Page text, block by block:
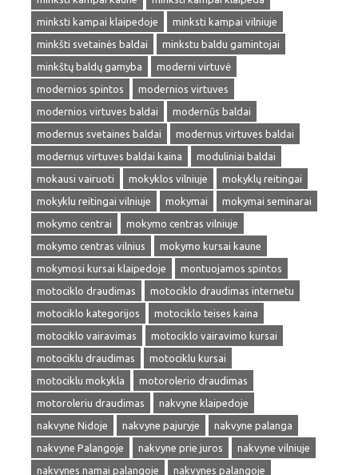
minksti kampai klaipedoje
minksti kampai vilniuje
minkšti svetainės baldai
minkstu baldu gamintojai
minkštų baldų gamyba
moderni virtuvė
modernios spintos
modernios virtuves
modernios virtuves baldai
modernūs baldai
modernus svetaines baldai
modernus virtuves baldai
modernus virtuves baldai kaina
moduliniai baldai
mokausi vairuoti
mokyklos vilniuje
mokyklų reitingai
mokyklu reitingai vilniuje
mokymai
mokymai seminarai
mokymo centrai
mokymo centras vilniuje
mokymo centras vilnius
mokymo kursai kaune
mokymosi kursai klaipedoje
montuojamos spintos
motociklo draudimas
motociklo draudimas internetu
motociklo kategorijos
motociklo teises kaina
motociklo vairavimas
motociklo vairavimo kursai
motociklu draudimas
motociklu kursai
motociklu mokykla
motorolerio draudimas
motoroleriu draudimas
nakvyne klaipedoje
nakvyne Nidoje
nakvyne pajuryje
nakvyne palanga
nakvyne Palangoje
nakvyne prie juros
nakvyne vilniuje
nakvynes namai palangoje
nakvynes palangoje